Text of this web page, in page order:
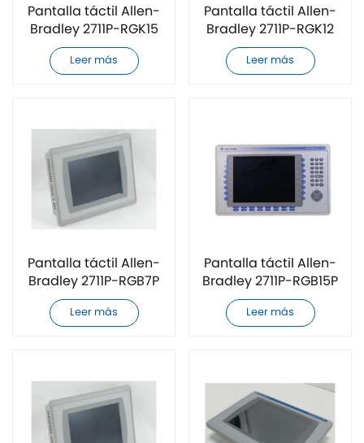
Pantalla táctil Allen-
Bradley 2711P-RGK15
nueva
Leer más
Pantalla táctil Allen-
Bradley 2711P-RGK12
completamente
nueva
Leer más
Pantalla táctil Allen-
Bradley 2711P-RGB7P
completamente
nueva
Leer más
Pantalla táctil Allen-
Bradley 2711P-RGB15P
nueva
Leer más